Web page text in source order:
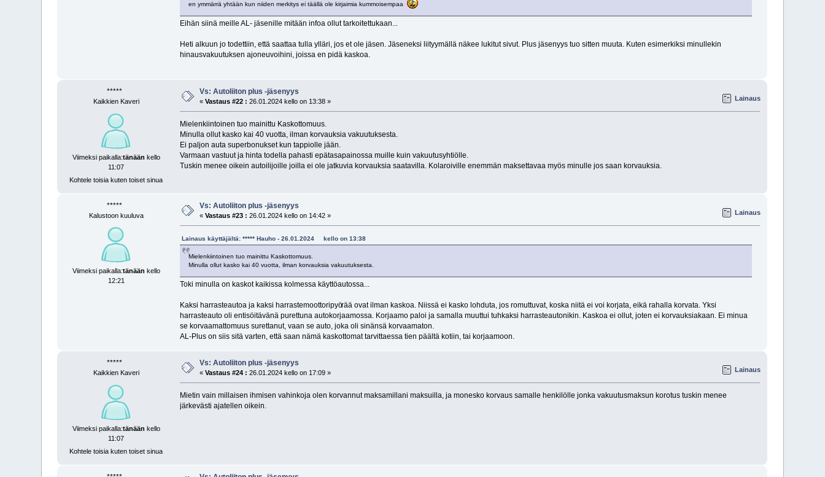
en ymmärrä yhtään kun niiden merkitys ei täällä ole kirjaimia kummoisempaa
Eihän siinä meille AL- jäsenille mitään infoa ollut tarkoitettukaan...
Heti alkuun jo todettiin, että saattaa tulla ylläri, jos et ole jäsen. Jäseneksi liityymällä näkee lukitut sivut. Plus jäsenyys tuo sitten muuta. Kuten esimerkiksi minullekin
hinausvakuutuksen ajoneuvoihini, joissa en pidä kaskoa.
*****
Kaikkien Kaveri
Viimeksi paikalla:tänään kello
11:07
Kohtele toisia kuten toiset sinua
Vs: Autoliiton plus -jäsenyys
«Vastaus #22 : 26.01.2024 kello on 13:38 » Lainaus
Mielenkiintoinen tuo mainittu Kaskottomuus.
Minulla ollut kasko kai 40 vuotta, ilman korvauksia vakuutuksesta.
Ei paljon auta superbonukset kun tappiolle jään.
Varmaan vastuut ja hinta todella pahasti epätasapainossa muille kuin vakuutusyhtiölle.
Tuskin menee oikein autoilijoille joilla ei ole jatkuvia korvauksia saatavilla. Kolaroiville enemmän maksettavaa myös minulle jos saan korvauksia.
*****
Kalustoon kuuluva
Viimeksi paikalla:tänään kello
12:21
Vs: Autoliiton plus -jäsenyys
«Vastaus #23 : 26.01.2024 kello on 14:42 » Lainaus
Lainaus käyttäjältä: ***** Hauho - 26.01.2024 kello on 13:38
Mielenkiintoinen tuo mainittu Kaskottomuus.
Minulla ollut kasko kai 40 vuotta, ilman korvauksia vakuutuksesta.
Toki minulla on kaskot kaikissa kolmessa käyttöautossa...
Kaksi harrasteautoa ja kaksi harrastemoottoripyörää ovat ilman kaskoa. Niissä ei kasko lohduta, jos romuttuvat, koska niitä ei voi korjata, eikä rahalla korvata. Yksi
harrasteauto oli entisöitävänä purettuna autokorjaamossa. Korjaamo paloi ja samalla muuttui tuhkaksi harrasteautonikin. Kaskoa ei ollut, joten ei korvauksiakaan. Ei minua
se korvaamattomuus surettanut, vaan se auto, joka oli sinänsä korvaamaton.
AL-Plus on siis sitä varten, että saan nämä kaskottomat tarvittaessa tien päältä kotiin, tai korjaamoon.
*****
Kaikkien Kaveri
Viimeksi paikalla:tänään kello
11:07
Kohtele toisia kuten toiset sinua
Vs: Autoliiton plus -jäsenyys
«Vastaus #24 : 26.01.2024 kello on 17:09 » Lainaus
Mietin vain millaisen ihmisen vahinkoja olen korvannut maksamillani maksuilla, ja monesko korvaus samalle henkilölle jonka vakuutusmaksun korotus tuskin menee
järkevästi ajatellen oikein.